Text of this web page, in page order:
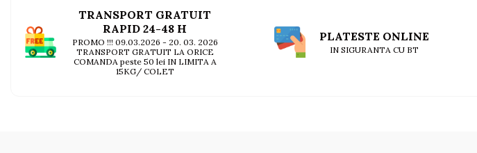
TRANSPORT GRATUIT
RAPID 24-48 H
PROMO !!! 09.03.2026 - 20. 03. 2026
TRANSPORT GRATUIT LA ORICE
COMANDA peste 50 lei IN LIMITA A
15KG/ COLET
PLATESTE ONLINE
IN SIGURANTA CU BT